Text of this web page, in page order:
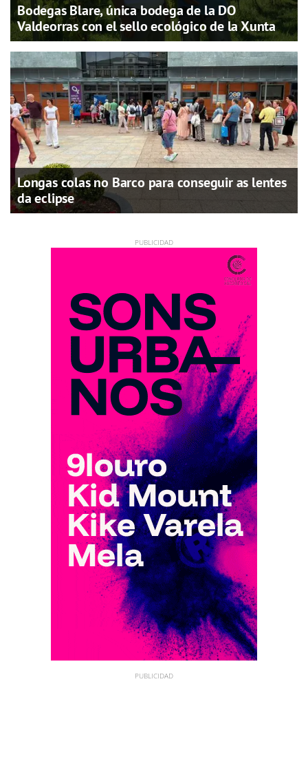
Bodegas Blare, única bodega de la DO
Valdeorras con el sello ecológico de la Xunta
Longas colas no Barco para conseguir as lentes
da eclipse